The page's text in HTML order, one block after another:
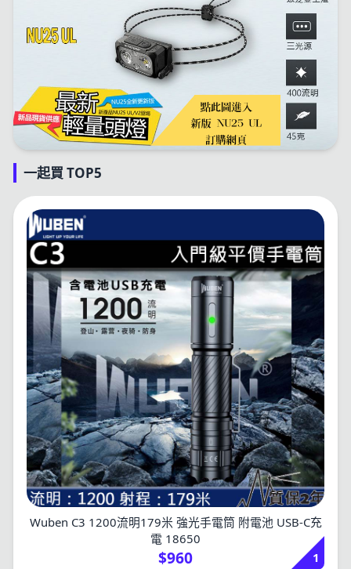
一起買 TOP5
Wuben C3 1200流明179米 強光手電筒 附電池 USB-C充
電 18650
$960
1